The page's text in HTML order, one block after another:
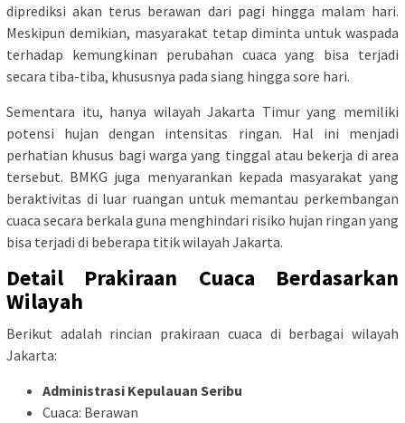
diprediksi akan terus berawan dari pagi hingga malam hari.
Meskipun demikian, masyarakat tetap diminta untuk waspada
terhadap kemungkinan perubahan cuaca yang bisa terjadi
secara tiba-tiba, khususnya pada siang hingga sore hari.
Sementara itu, hanya wilayah Jakarta Timur yang memiliki
potensi hujan dengan intensitas ringan. Hal ini menjadi
perhatian khusus bagi warga yang tinggal atau bekerja di area
tersebut. BMKG juga menyarankan kepada masyarakat yang
beraktivitas di luar ruangan untuk memantau perkembangan
cuaca secara berkala guna menghindari risiko hujan ringan yang
bisa terjadi di beberapa titik wilayah Jakarta.
Detail Prakiraan Cuaca Berdasarkan
Wilayah
Berikut adalah rincian prakiraan cuaca di berbagai wilayah
Jakarta:
Administrasi Kepulauan Seribu
Cuaca: Berawan